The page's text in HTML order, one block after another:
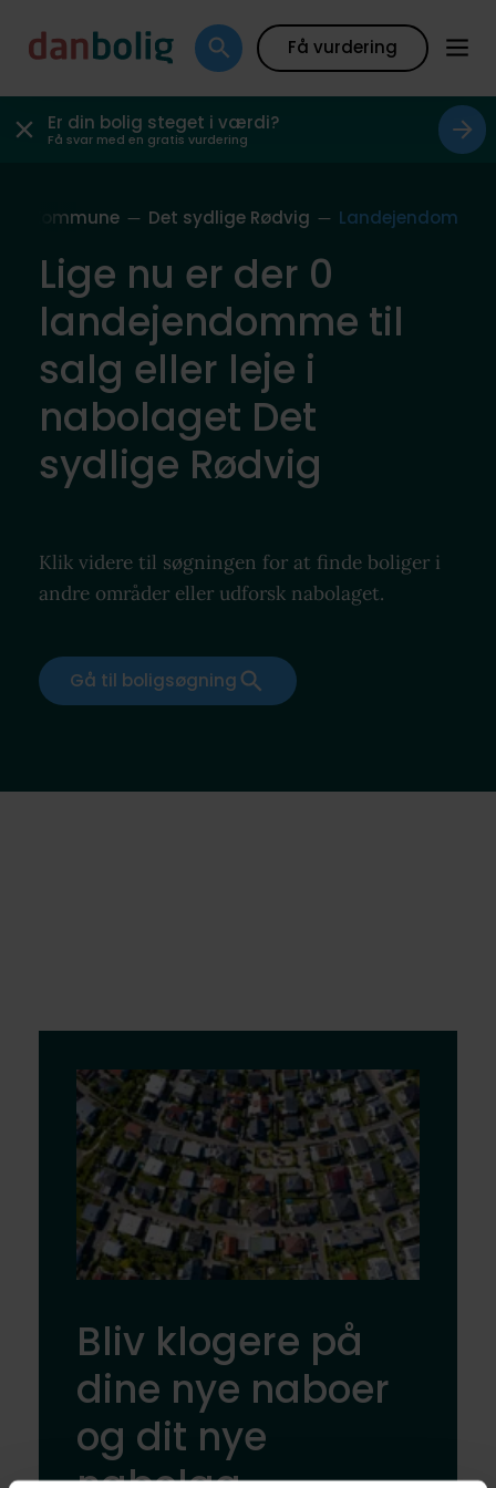
Få vurdering
Er din bolig steget i værdi?
Få svar med en gratis vurdering
Kommune Det sydlige Rødvig Landejendom
Lige nu er der 0
landejendomme til
salg eller leje i
nabolaget Det
sydlige Rødvig
Klik videre til søgningen for at finde boliger i
andre områder eller udforsk nabolaget.
Gå til boligsøgning
Bliv klogere på
dine nye naboer
og dit nye